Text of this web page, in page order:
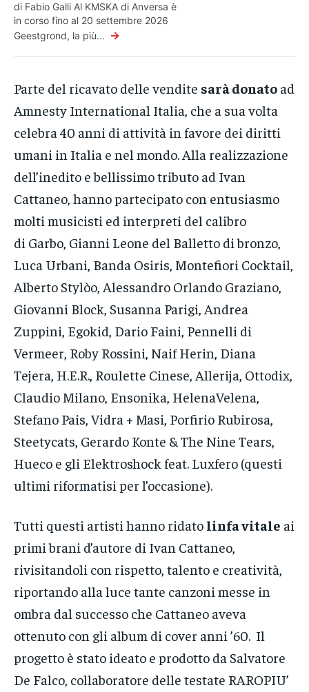
di Fabio Galli Al KMSKA di Anversa è
in corso fino al 20 settembre 2026
Geestgrond, la più... →
Parte del ricavato delle vendite sarà donato ad
Amnesty International Italia, che a sua volta
celebra 40 anni di attività in favore dei diritti
umani in Italia e nel mondo. Alla realizzazione
dell’inedito e bellissimo tributo ad Ivan
Cattaneo, hanno partecipato con entusiasmo
molti musicisti ed interpreti del calibro
di Garbo, Gianni Leone del Balletto di bronzo,
Luca Urbani, Banda Osiris, Montefiori Cocktail,
Alberto Stylòo, Alessandro Orlando Graziano,
Giovanni Block, Susanna Parigi, Andrea
Zuppini, Egokid, Dario Faini, Pennelli di
Vermeer, Roby Rossini, Naif Herin, Diana
Tejera, H.E.R., Roulette Cinese, Allerija, Ottodix,
Claudio Milano, Ensonika, HelenaVelena,
Stefano Pais, Vidra + Masi, Porfirio Rubirosa,
Steetycats, Gerardo Konte & The Nine Tears,
Hueco e gli Elektroshock feat. Luxfero (questi
ultimi riformatisi per l’occasione).
Tutti questi artisti hanno ridato linfa vitale ai
primi brani d’autore di Ivan Cattaneo,
rivisitandoli con rispetto, talento e creatività,
riportando alla luce tante canzoni messe in
ombra dal successo che Cattaneo aveva
ottenuto con gli album di cover anni ’60. Il
progetto è stato ideato e prodotto da Salvatore
De Falco, collaboratore delle testate RAROPIU’